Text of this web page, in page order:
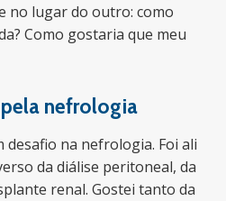
no lugar do outro: como
Como gostaria que meu
nefrologia
desafio na nefrologia. Foi ali
da diálise peritoneal, da
renal. Gostei tanto da